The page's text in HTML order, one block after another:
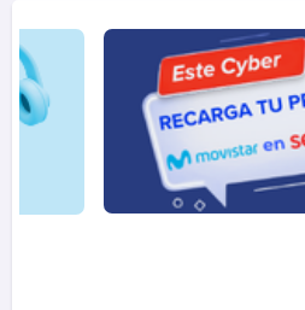
Aguas del Altiplano
Aguas del Valle
Aguas Décima
Aguas Lampa
Aguas Magallanes
Aguas Manquehue